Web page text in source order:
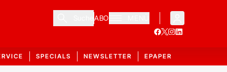
ABO
SPECIALS NEWSLETTER EPAPER